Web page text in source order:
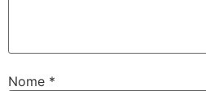
Nome *